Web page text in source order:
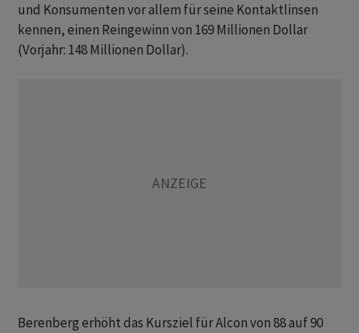
und Konsumenten vor allem für seine Kontaktlinsen
kennen, einen Reingewinn von 169 Millionen Dollar
(Vorjahr: 148 Millionen Dollar).
Berenberg erhöht das Kursziel für Alcon von 88 auf 90